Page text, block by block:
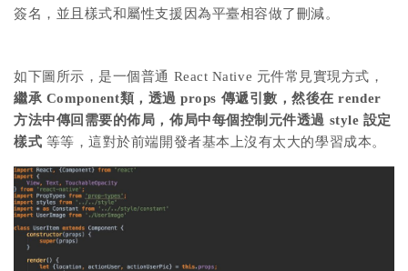
簽名，並且樣式和屬性支援因為平臺相容做了刪減。
如下圖所示，是一個普通 React Native 元件常見實現方式，
繼承 Component類，透過 props 傳遞引數，然後在 render
方法中傳回需要的佈局，佈局中每個控制元件透過 style 設定
樣式 等等，這對於前端開發者基本上沒有太大的學習成本。